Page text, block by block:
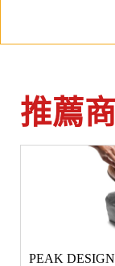
推薦
PEAK